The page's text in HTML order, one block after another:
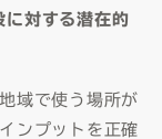
に対する潜在的
域で使う場所が
ンプットを正確